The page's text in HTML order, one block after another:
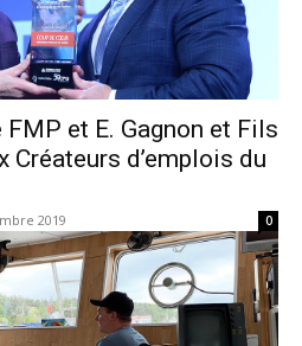
et E. Gagnon et Fils
Créateurs d’emplois du
2019 0